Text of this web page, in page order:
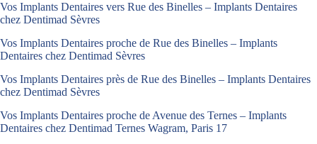
Vos Implants Dentaires vers Rue des Binelles – Implants Dentaires
chez Dentimad Sèvres
Vos Implants Dentaires proche de Rue des Binelles – Implants
Dentaires chez Dentimad Sèvres
Vos Implants Dentaires près de Rue des Binelles – Implants Dentaires
chez Dentimad Sèvres
Vos Implants Dentaires proche de Avenue des Ternes – Implants
Dentaires chez Dentimad Ternes Wagram, Paris 17